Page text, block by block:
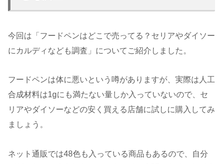
今回は「フードペンはどこで売ってる？セリアやダイソー
にカルディなども調査」についてご紹介しました。
フードペンは体に悪いという噂がありますが、実際は人工
合成材料は1gにも満たない量しか入っていないので、セ
リアやダイソーなどの安く買える店舗に試しに購入してみ
ましょう。
ネット通販では48色も入っている商品もあるので、自分